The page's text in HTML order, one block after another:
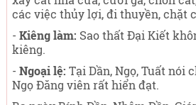
các việc thủy lợi, đi thuyền, chặt
- Kiêng làm: Sao thất Đại Kiết
kiêng.
- Ngoại lệ: Tại Dần, Ngọ, Tuất nói
Ngọ Đăng viên rất hiển đạt.